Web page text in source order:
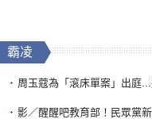
霸凌
周玉蔻為「滾床單案」出庭...遭罵妖孽下地獄 張淑娟
影／醒醒吧教育部！民眾黨新北市議員參選人提出校園反